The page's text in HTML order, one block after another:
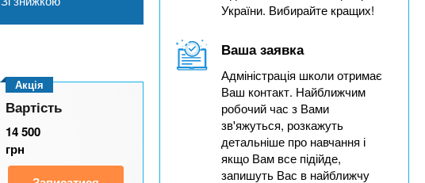
Акція
Вартість
14 500
грн
України. Вибирайте кращих!
Ваша заявка
Адміністрація школи отримає
Ваш контакт. Найближчим
робочий час з Вами
зв'яжуться, розкажуть
детальніше про навчання і
якщо Вам все підійде,
запишуть Вас в найближчу